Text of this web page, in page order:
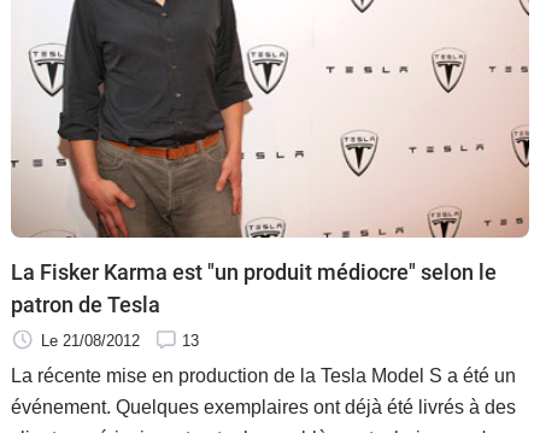
La Fisker Karma est "un produit médiocre" selon le
patron de Tesla
Le 21/08/2012 13
La récente mise en production de la Tesla Model S a été un
événement. Quelques exemplaires ont déjà été livrés à des